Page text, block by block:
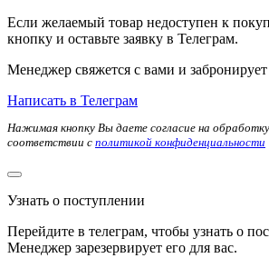
Если желаемый товар недоступен к
кнопку и оставьте заявку в Телеграм.
Менеджер свяжется с вами и забронирует
Написать в Телеграм
Нажимая кнопку Вы даете согласие на
соответствии с политикой конфиденциальности
Узнать о поступлении
Перейдите в телеграм, чтобы узнать о
Менеджер зарезервирует его для вас.